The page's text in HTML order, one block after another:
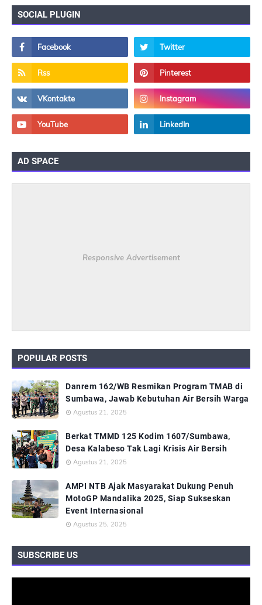
SOCIAL PLUGIN
AD SPACE
Responsive Advertisement
POPULAR POSTS
Danrem 162/WB Resmikan Program TMAB di
Sumbawa, Jawab Kebutuhan Air Bersih Warga
Agustus 21, 2025
Berkat TMMD 125 Kodim 1607/Sumbawa,
Desa Kalabeso Tak Lagi Krisis Air Bersih
Agustus 21, 2025
AMPI NTB Ajak Masyarakat Dukung Penuh
MotoGP Mandalika 2025, Siap Sukseskan
Event Internasional
Agustus 25, 2025
SUBSCRIBE US